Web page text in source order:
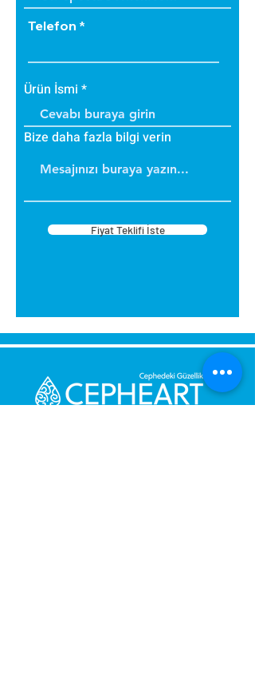
Telefon
Ürün İsmi
Bize daha fazla bilgi verin
Fiyat Teklifi İste